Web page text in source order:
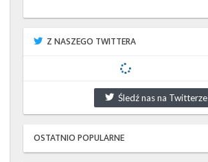
Z NASZEGO TWITTERA
Śledź nas na Twitterze
OSTATNIO POPULARNE